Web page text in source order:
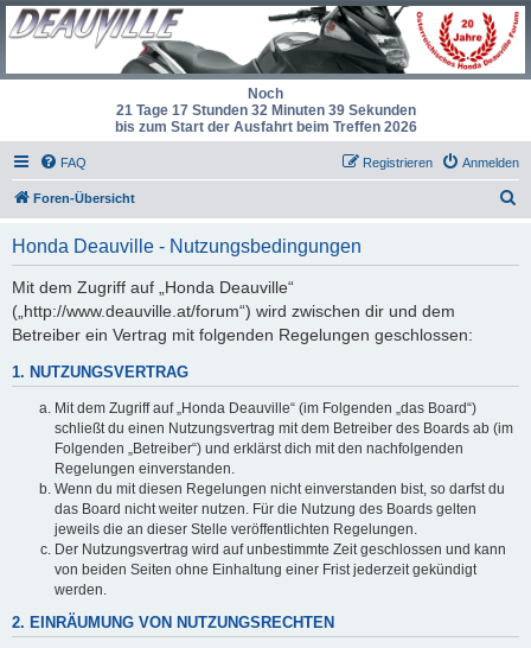
Noch
21 Tage 17 Stunden 32 Minuten 39 Sekunden
bis zum Start der Ausfahrt beim Treffen 2026
FAQ Anmelden
Registrieren
Foren-Übersicht
Honda Deauville - Nutzungsbedingungen
Mit dem Zugriff auf „Honda Deauville“
(„http://www.deauville.at/forum“) wird zwischen dir und dem
Betreiber ein Vertrag mit folgenden Regelungen geschlossen:
1. NUTZUNGSVERTRAG
Mit dem Zugriff auf „Honda Deauville“ (im Folgenden „das Board“)
schließt du einen Nutzungsvertrag mit dem Betreiber des Boards ab (im
Folgenden „Betreiber“) und erklärst dich mit den nachfolgenden
Regelungen einverstanden.
Wenn du mit diesen Regelungen nicht einverstanden bist, so darfst du
das Board nicht weiter nutzen. Für die Nutzung des Boards gelten
jeweils die an dieser Stelle veröffentlichten Regelungen.
Der Nutzungsvertrag wird auf unbestimmte Zeit geschlossen und kann
von beiden Seiten ohne Einhaltung einer Frist jederzeit gekündigt
werden.
2. EINRÄUMUNG VON NUTZUNGSRECHTEN